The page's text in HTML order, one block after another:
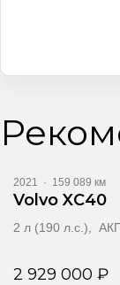
Видео
2021 · 159 089 км
Volvo XC40
2 л (190 л.с.),
2 929 000 ₽